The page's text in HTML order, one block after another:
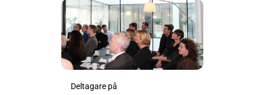
Deltagare på